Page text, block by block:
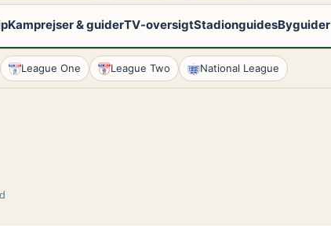
Kamprejser & guiderTV-oversigtStadionguidesByguider
League One League Two National League